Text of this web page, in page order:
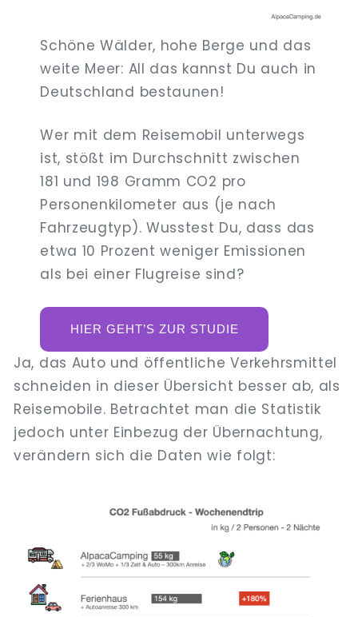
Schöne Wälder, hohe Berge und das
weite Meer: All das kannst Du auch in
Deutschland bestaunen!
Wer mit dem Reisemobil unterwegs
ist, stößt im Durchschnitt zwischen
181 und 198 Gramm CO2 pro
Personenkilometer aus (je nach
Fahrzeugtyp). Wusstest Du, dass das
etwa 10 Prozent weniger Emissionen
als bei einer Flugreise sind?
HIER GEHT’S ZUR STUDIE
Ja, das Auto und öffentliche Verkehrsmittel
schneiden in dieser Übersicht besser ab, als
Reisemobile. Betrachtet man die Statistik
jedoch unter Einbezug der Übernachtung,
verändern sich die Daten wie folgt: